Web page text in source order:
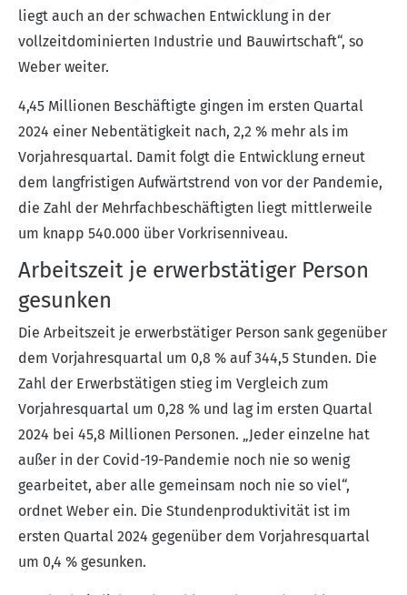
liegt auch an der schwachen Entwicklung in der
vollzeitdominierten Industrie und Bauwirtschaft“, so
Weber weiter.
4,45 Millionen Beschäftigte gingen im ersten Quartal
2024 einer Nebentätigkeit nach, 2,2 % mehr als im
Vorjahresquartal. Damit folgt die Entwicklung erneut
dem langfristigen Aufwärtstrend von vor der Pandemie,
die Zahl der Mehrfachbeschäftigten liegt mittlerweile
um knapp 540.000 über Vorkrisenniveau.
Arbeitszeit je erwerbstätiger Person
gesunken
Die Arbeitszeit je erwerbstätiger Person sank gegenüber
dem Vorjahresquartal um 0,8 % auf 344,5 Stunden. Die
Zahl der Erwerbstätigen stieg im Vergleich zum
Vorjahresquartal um 0,28 % und lag im ersten Quartal
2024 bei 45,8 Millionen Personen. „Jeder einzelne hat
außer in der Covid-19-Pandemie noch nie so wenig
gearbeitet, aber alle gemeinsam noch nie so viel“,
ordnet Weber ein. Die Stundenproduktivität ist im
ersten Quartal 2024 gegenüber dem Vorjahresquartal
um 0,4 % gesunken.